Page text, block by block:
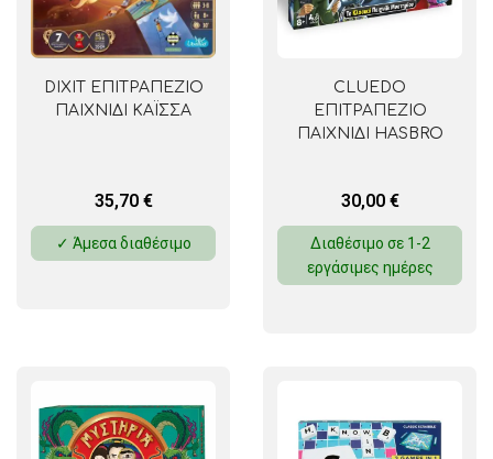
DIXIT ΕΠΙΤΡΑΠΕΖΙΟ
ΠΑΙΧΝΙΔΙ ΚΑΪΣΣΑ
35,70 €
✓ Άμεσα διαθέσιμο
CLUEDO
ΕΠΙΤΡΑΠΕΖΙΟ
ΠΑΙΧΝΙΔΙ HASBRO
30,00 €
Διαθέσιμο σε 1-2
εργάσιμες ημέρες